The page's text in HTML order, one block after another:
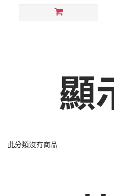
166mm)
顯
此分類沒有商品